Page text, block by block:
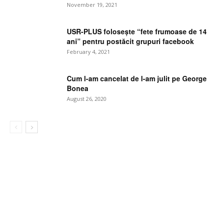
November 19, 2021
USR-PLUS folosește “fete frumoase de 14
ani” pentru postăcit grupuri facebook
February 4, 2021
Cum l-am cancelat de l-am julit pe George
Bonea
August 26, 2020